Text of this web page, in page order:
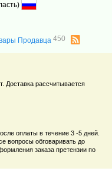
Продавца450
Доставка рассчитывается
оплаты в течение 3 -5 дней.
вопросы обговаривать до
заказа претензии по